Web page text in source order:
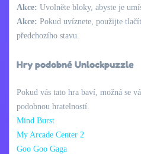
Akce: Uvolněte bloky, abyste je
Akce: Pokud uvíznete, použijte
předchozího stavu.
Hry podobné Unlockpuzzle
Pokud vás tato hra baví, možná se
podobnou hratelností.
Mind Burst
My Arcade Center 2
Goo Goo Gaga